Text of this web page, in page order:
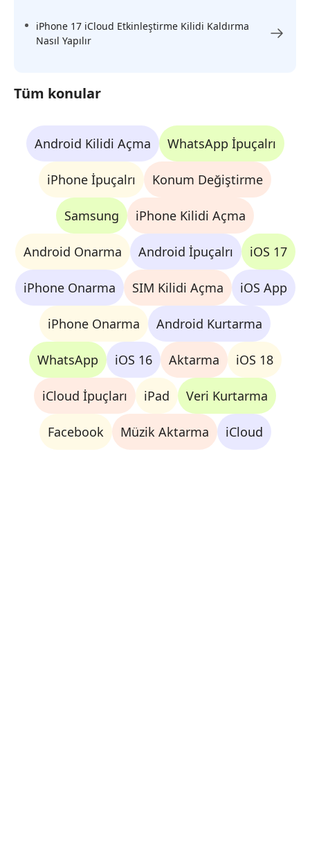
iPhone 17 iCloud Etkinleştirme Kilidi Kaldırma
Nasıl Yapılır
Tüm konular
Android Kilidi Açma WhatsApp İpuçalrı
iPhone İpuçalrı Konum Değiştirme
Samsung iPhone Kilidi Açma
Android Onarma Android İpuçalrı iOS 17
iPhone Onarma SIM Kilidi Açma iOS App
iPhone Onarma Android Kurtarma
WhatsApp iOS 16 Aktarma iOS 18
iCloud İpuçları iPad Veri Kurtarma
Facebook Müzik Aktarma iCloud